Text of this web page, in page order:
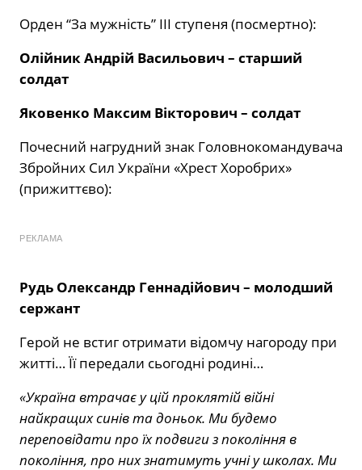
Орден “За мужність” ІІІ ступеня (посмертно):
Олійник Андрій Васильович – старший
солдат
Яковенко Максим Вікторович – солдат
Почесний нагрудний знак Головнокомандувача
Збройних Сил України «Хрест Хоробрих»
(прижиттєво):
РЕКЛАМА
Рудь Олександр Геннадійович – молодший
сержант
Герой не встиг отримати відомчу нагороду при
житті… Її передали сьогодні родині…
«Україна втрачає у цій проклятій війні
найкращих синів та доньок. Ми будемо
переповідати про їх подвиги з покоління в
покоління, про них знатимуть учні у школах. Ми